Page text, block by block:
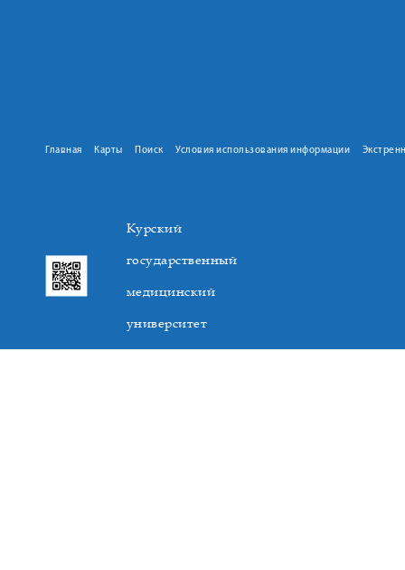
Главная Карты Поиск Условия использования информации
Курский
государственный
медицинский
университет